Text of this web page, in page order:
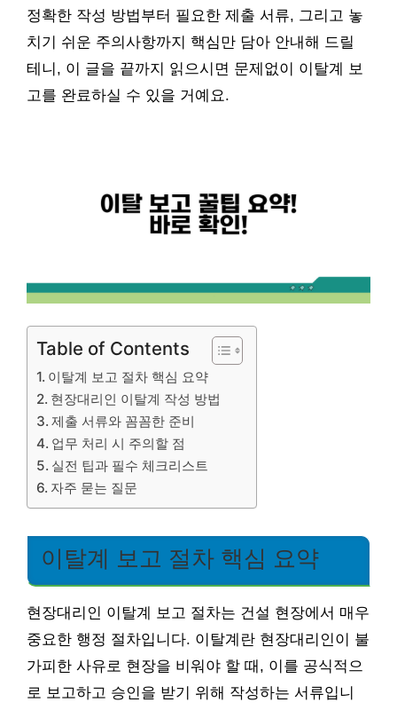
정확한 작성 방법부터 필요한 제출 서류, 그리고 놓
치기 쉬운 주의사항까지 핵심만 담아 안내해 드릴
테니, 이 글을 끝까지 읽으시면 문제없이 이탈계 보
고를 완료하실 수 있을 거예요.
Table of Contents
이탈계 보고 절차 핵심 요약
현장대리인 이탈계 작성 방법
제출 서류와 꼼꼼한 준비
업무 처리 시 주의할 점
실전 팁과 필수 체크리스트
자주 묻는 질문
이탈계 보고 절차 핵심 요약
현장대리인 이탈계 보고 절차는 건설 현장에서 매우
중요한 행정 절차입니다. 이탈계란 현장대리인이 불
가피한 사유로 현장을 비워야 할 때, 이를 공식적으
로 보고하고 승인을 받기 위해 작성하는 서류입니